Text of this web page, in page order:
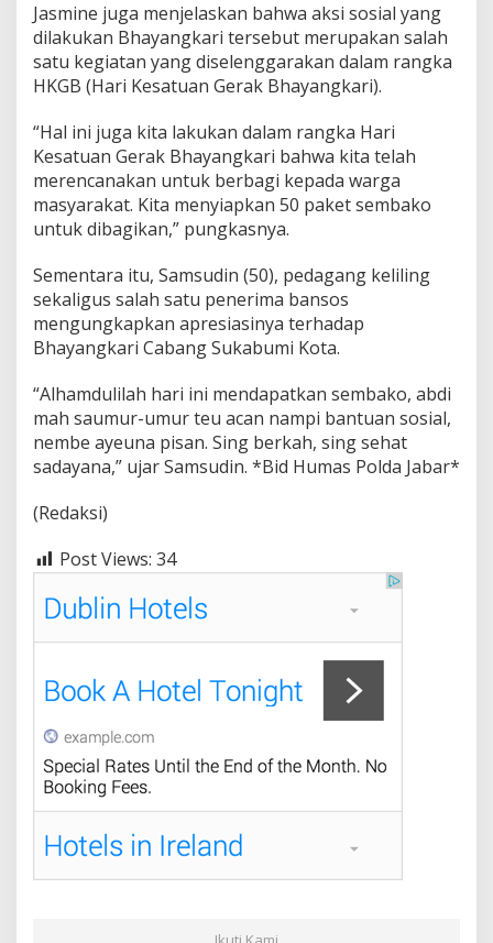
K
M
Jasmine juga menjelaskan bahwa aksi sosial yang
dilakukan Bhayangkari tersebut merupakan salah
satu kegiatan yang diselenggarakan dalam rangka
HKGB (Hari Kesatuan Gerak Bhayangkari).
“Hal ini juga kita lakukan dalam rangka Hari
Kesatuan Gerak Bhayangkari bahwa kita telah
merencanakan untuk berbagi kepada warga
masyarakat. Kita menyiapkan 50 paket sembako
untuk dibagikan,” pungkasnya.
Sementara itu, Samsudin (50), pedagang keliling
sekaligus salah satu penerima bansos
mengungkapkan apresiasinya terhadap
Bhayangkari Cabang Sukabumi Kota.
“Alhamdulilah hari ini mendapatkan sembako, abdi
mah saumur-umur teu acan nampi bantuan sosial,
nembe ayeuna pisan. Sing berkah, sing sehat
sadayana,” ujar Samsudin. *Bid Humas Polda Jabar*
(Redaksi)
Post Views: 34